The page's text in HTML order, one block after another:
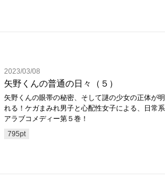
2023/03/08
矢野くんの普通の日々（５）
矢野くんの眼帯の秘密、そして謎の少女の正体が
れる！ケガまみれ男子と心配性女子による、日常
アラブコメディー第５巻！
795pt